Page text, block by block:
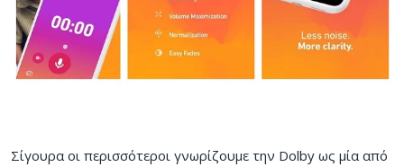
Σίγουρα οι περισσότεροι γνωρίζουμε την Dolby ως μία από